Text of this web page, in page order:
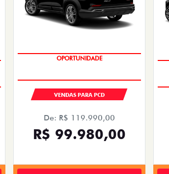
OPORTUNIDADE
VENDAS PARA PCD
De: R$ 119.990,00
R$ 99.980,00